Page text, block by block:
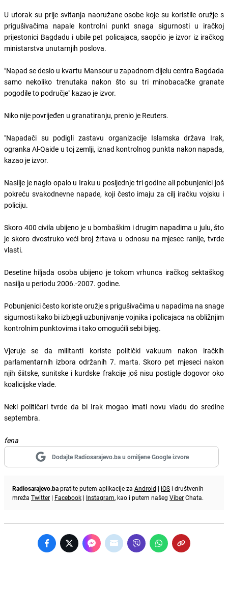
U utorak su prije svitanja naoružane osobe koje su koristile oružje s
prigušivačima napale kontrolni punkt snaga sigurnosti u iračkoj
prijestonici Bagdadu i ubile pet policajaca, saopćio je izvor iz iračkog
ministarstva unutarnjih poslova.
"Napad se desio u kvartu Mansour u zapadnom dijelu centra Bagdada
samo nekoliko trenutaka nakon što su tri minobacačke granate
pogodile to područje" kazao je izvor.
Niko nije povrijeđen u granatiranju, prenio je Reuters.
"Napadači su podigli zastavu organizacije Islamska država Irak,
ogranka Al-Qaide u toj zemlji, iznad kontrolnog punkta nakon napada,
kazao je izvor.
Nasilje je naglo opalo u Iraku u posljednje tri godine ali pobunjenici još
pokreću svakodnevne napade, koji često imaju za cilj iračku vojsku i
policiju.
Skoro 400 civila ubijeno je u bombaškim i drugim napadima u julu, što
je skoro dvostruko veći broj žrtava u odnosu na mjesec ranije, tvrde
vlasti.
Desetine hiljada osoba ubijeno je tokom vrhunca iračkog sektaškog
nasilja u periodu 2006.-2007. godine.
Pobunjenici često koriste oružje s prigušivačima u napadima na snage
sigurnosti kako bi izbjegli uzbunjivanje vojnika i policajaca na obližnjim
kontrolnim punktovima i tako omogućili sebi bijeg.
Vjeruje se da militanti koriste politički vakuum nakon iračkih
parlamentarnih izbora održanih 7. marta. Skoro pet mjeseci nakon
njih šiitske, sunitske i kurdske frakcije još nisu postigle dogovor oko
koalicijske vlade.
Neki političari tvrde da bi Irak mogao imati novu vladu do sredine
septembra.
fena
Dodajte Radiosarajevo.ba u omiljene Google izvore
Radiosarajevo.bapratite putem aplikacije za Android | iOS i društvenih
mreža Twitter | Facebook | Instagram, kao i putem našeg ViberChata.